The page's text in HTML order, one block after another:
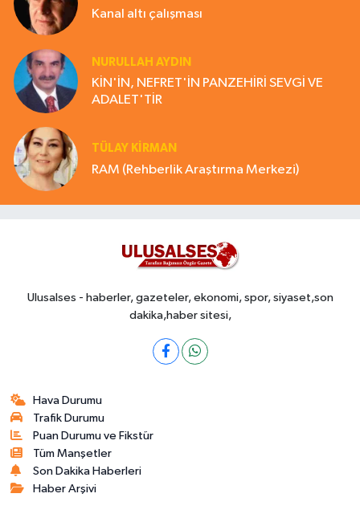
Kanal altı çalışması
NURULLAH AYDIN
KİN'İN, NEFRET'İN PANZEHİRİ SEVGİ VE
ADALET'TİR
TÜLAY KİRMAN
RAM (Rehberlik Araştırma Merkezi)
Ulusalses - haberler, gazeteler, ekonomi, spor, siyaset,son
dakika,haber sitesi,
Hava Durumu
Trafik Durumu
Puan Durumu ve Fikstür
Tüm Manşetler
Son Dakika Haberleri
Haber Arşivi